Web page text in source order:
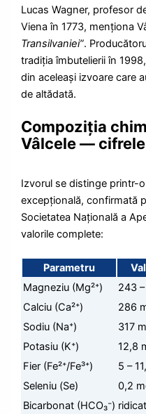
Lucas Wagner, profesor
Viena în 1773, menționa
Transilvaniei”.
tradiția îmbutelierii în
din aceleași izvoare care
de altădată.
Compoziția
Vâlcele —
Izvorul se distinge printr-
excepțională, confirmată
Societatea Națională a
valorile complete:
Parametru
Magneziu (Mg²⁺)
243
Calciu (Ca²⁺)
286
Sodiu (Na⁺)
317
Potasiu (K⁺)
12,8
Fier (Fe²⁺/Fe³⁺)
5 –
Seleniu (Se)
0,2
Bicarbonat (HCO₃⁻) ridicat